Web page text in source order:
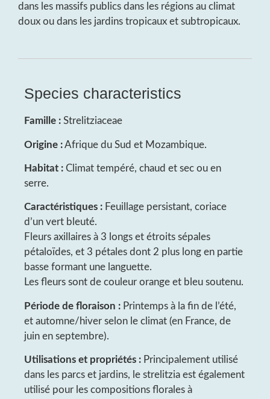
dans les massifs publics dans les régions au climat
doux ou dans les jardins tropicaux et subtropicaux.
Species characteristics
Famille : Strelitziaceae
Origine :Afrique du Sud et Mozambique.
Habitat : Climat tempéré, chaud et sec ou en
serre.
Caractéristiques : Feuillage persistant, coriace
d’un vert bleuté.
Fleurs axillaires à 3 longs et étroits sépales
pétaloïdes, et 3 pétales dont 2 plus long en partie
basse formant une languette.
Les fleurs sont de couleur orange et bleu soutenu.
Période de floraison : Printemps à la fin de l’été,
et automne/hiver selon le climat (en France, de
juin en septembre).
Utilisations et propriétés : Principalement utilisé
dans les parcs et jardins, le strelitzia est également
utilisé pour les compositions florales à